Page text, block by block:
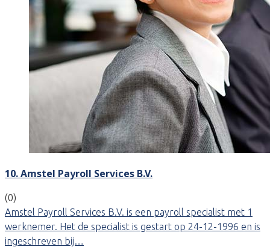
10. Amstel Payroll Services B.V.
(0)
Amstel Payroll Services B.V. is een payroll specialist met 1
werknemer. Het de specialist is gestart op 24-12-1996 en is
ingeschreven bij…